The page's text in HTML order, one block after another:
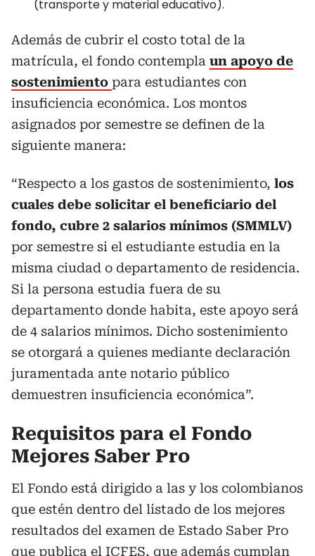
(transporte y material educativo).
Además de cubrir el costo total de la
matrícula, el fondo contempla un apoyo de
sostenimiento para estudiantes con
insuficiencia económica. Los montos
asignados por semestre se definen de la
siguiente manera:
“Respecto a los gastos de sostenimiento, los
cuales debe solicitar el beneficiario del
fondo, cubre 2 salarios mínimos (SMMLV)
por semestre si el estudiante estudia en la
misma ciudad o departamento de residencia.
Si la persona estudia fuera de su
departamento donde habita, este apoyo será
de 4 salarios mínimos. Dicho sostenimiento
se otorgará a quienes mediante declaración
juramentada ante notario público
demuestren insuficiencia económica”.
Requisitos para el Fondo
Mejores Saber Pro
El Fondo está dirigido a las y los colombianos
que estén dentro del listado de los mejores
resultados del examen de Estado Saber Pro
que publica el ICFES, que además cumplan